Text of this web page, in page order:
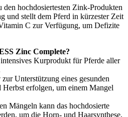
hochdosiertesten Zink-Produkten
und stellt dem Pferd in kürzester Zeit
C zur Verfügung, um Defizite
Zinc Complete?
Kurprodukt für Pferde aller
Unterstützung eines gesunden
erfolgen, um einem Mangel
Mängeln kann das hochdosierte
um die Horn- und Haarsynthese,